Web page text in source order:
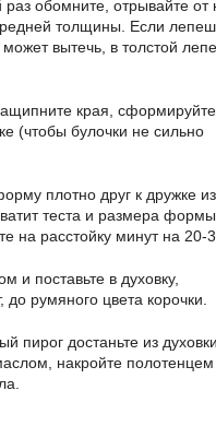
обомните, отрывайте от
толщины. Если
вытечь, в толстой
края, сформируйте
(чтобы булочки не сильно
плотно друг к дружке из
теста и размера формы.
на расстойку минут на 20-
и поставьте в духовку,
румяного цвета корочки.
пирог достаньте из духовки,
накройте полотенцем